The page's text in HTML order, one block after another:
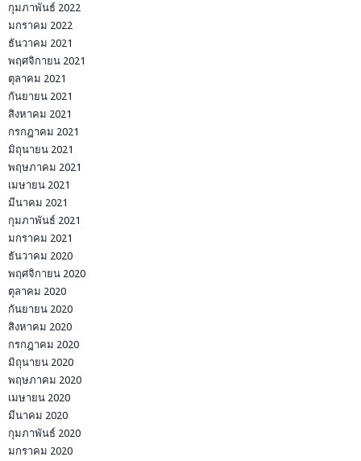
กุมภาพันธ์ 2022
มกราคม 2022
ธันวาคม 2021
พฤศจิกายน 2021
ตุลาคม 2021
กันยายน 2021
สิงหาคม 2021
กรกฎาคม 2021
มิถุนายน 2021
พฤษภาคม 2021
เมษายน 2021
มีนาคม 2021
กุมภาพันธ์ 2021
มกราคม 2021
ธันวาคม 2020
พฤศจิกายน 2020
ตุลาคม 2020
กันยายน 2020
สิงหาคม 2020
กรกฎาคม 2020
มิถุนายน 2020
พฤษภาคม 2020
เมษายน 2020
มีนาคม 2020
กุมภาพันธ์ 2020
มกราคม 2020